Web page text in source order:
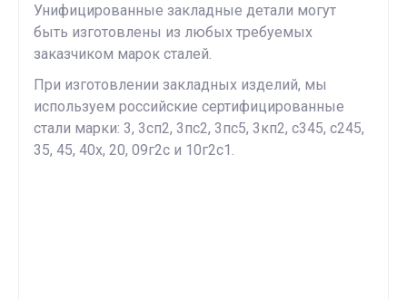
Унифицированные закладные детали могут
быть изготовлены из любых требуемых
заказчиком марок сталей.
При изготовлении закладных изделий, мы
используем российские сертифицированные
стали марки: 3, 3сп2, 3пс2, 3пс5, 3кп2, с345, с245,
35, 45, 40х, 20, 09г2с и 10г2с1.